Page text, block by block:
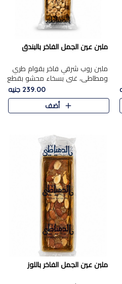
ملبن عين الجمل الفاخر بالبندق
ملبن روب شرقي فاخر بقوام طري
ومطاطي، غني بسخاء محشو بقطع
عين الجمل والبندق المحمص التي
تضيف قرمشة مميزة مُرضية
ونكهة جوزية غنية في كل
239.00 جنيه
أضف
ملبن عين الجمل الفاخر باللوز